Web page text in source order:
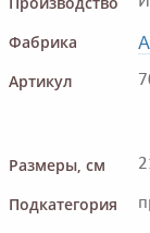
Фабрика
Артикул
Размеры, см
Подкатегория